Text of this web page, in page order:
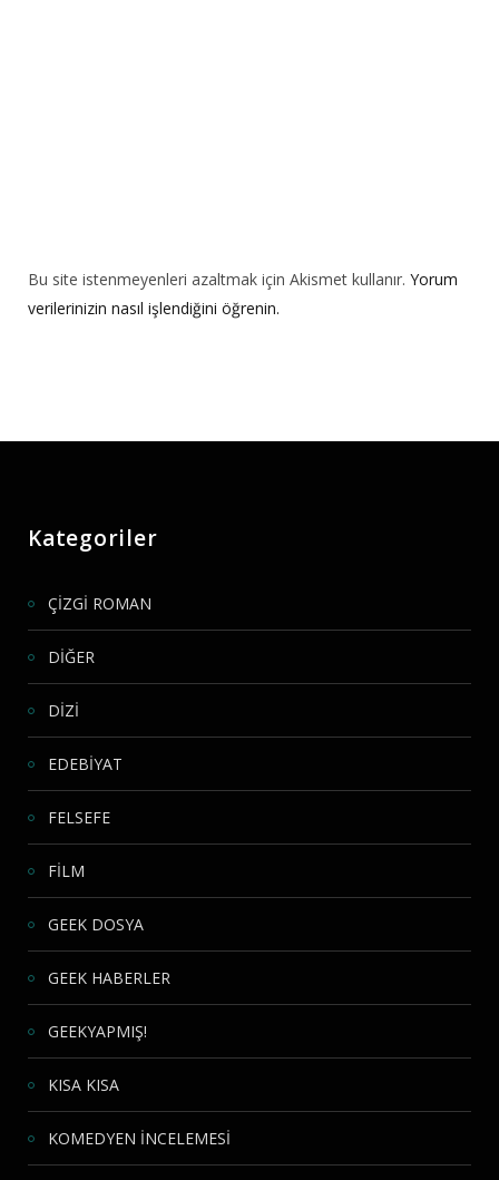
Bu site istenmeyenleri azaltmak için Akismet kullanır. Yorum
verilerinizin nasıl işlendiğini öğrenin.
Kategoriler
ÇİZGİ ROMAN
DİĞER
DİZİ
EDEBİYAT
FELSEFE
FİLM
GEEK DOSYA
GEEK HABERLER
GEEKYAPMIŞ!
KISA KISA
KOMEDYEN İNCELEMESİ